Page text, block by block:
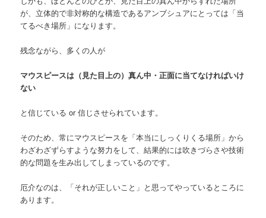
が、立体的で非対称的な構造であるアンブシュアにとっては「当
てるべき場所」になります。
残念ながら、多くの人が
マウスピースは（見た目上の）真ん中・正面に当てなければいけ
ない
と信じている or 信じさせられています。
そのため、常にマウスピースを「本当にしっくりくる場所」から
わざわざずらすような努力をして、結果的には吹きづらさや技術
的な問題を生み出してしまっているのです。
厄介なのは、「それが正しいこと」と思ってやっているところに
あります。